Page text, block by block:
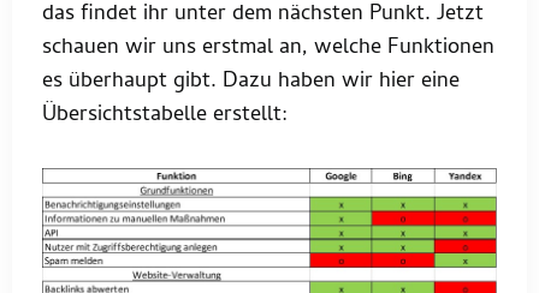
das findet ihr unter dem nächsten Punkt. Jetzt
schauen wir uns erstmal an, welche Funktionen
es überhaupt gibt. Dazu haben wir hier eine
Übersichtstabelle erstellt: